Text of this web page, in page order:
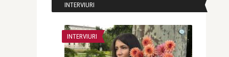
INTERVIURI
INTERVIURI